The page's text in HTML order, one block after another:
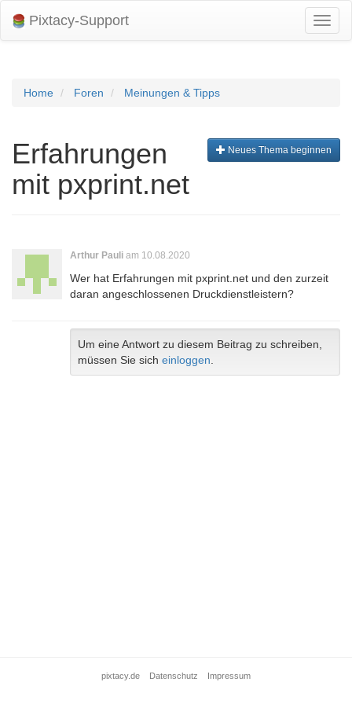
Pixtacy-Support
Home Foren Meinungen & Tipps
Neues Thema beginnen
Erfahrungen
mit pxprint.net
Arthur Pauli am 10.08.2020
Wer hat Erfahrungen mit pxprint.net und den zurzeit
daran angeschlossenen Druckdienstleistern?
Um eine Antwort zu diesem Beitrag zu schreiben,
müssen Sie sich einloggen
pixtacy.de Datenschutz Impressum